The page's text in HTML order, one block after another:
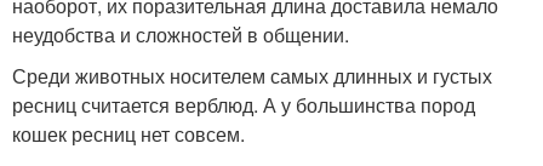
наоборот, их поразительная длина доставила немало
неудобства и сложностей в общении.
Среди животных носителем самых длинных и густых
ресниц считается верблюд. А у большинства пород
кошек ресниц нет совсем.